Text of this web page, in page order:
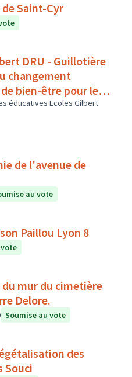
Saint-Cyr
DRU - Guillotière
changement
bien-être pour les
éducatives Ecoles Gilbert
de l'avenue de
au vote
Paillou Lyon 8
mur du cimetière
Delore.
Soumise au vote
Souci